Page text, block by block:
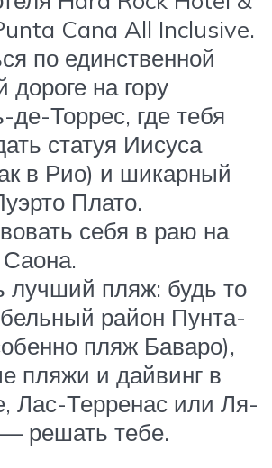
Cana All Inclusive.
по единственной
дороге на гору
де-Торрес, где тебя
статуя Иисуса
в Рио) и шикарный
Плато.
себя в раю на
лучший пляж: будь то
район Пунта-
пляж Баваро),
пляжи и дайвинг в
Лас-Терренас или Ля-
решать тебе.